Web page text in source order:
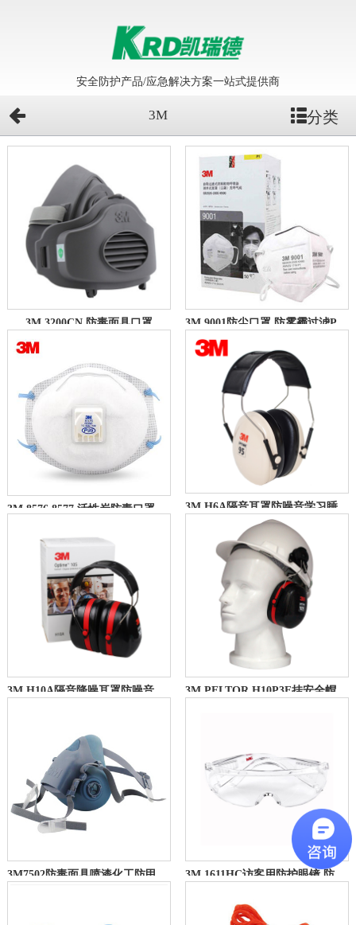
安全防护产品/应急解决方案一站式提供商
3M 分类
3M 3200CN 防毒面具口罩
3M H6A隔音耳罩防噪音学习睡觉睡眠工厂超强降噪射击架子鼓用
3M H10A隔音降噪耳罩防噪音睡眠用学生学习工业专业射击听力防护 3M PELTOR H10P3E挂安全帽式 防噪音自习隔音工作学习降噪耳罩
3M 1611HC访客用防护眼镜 防刮擦防冲击可带佩戴眼镜